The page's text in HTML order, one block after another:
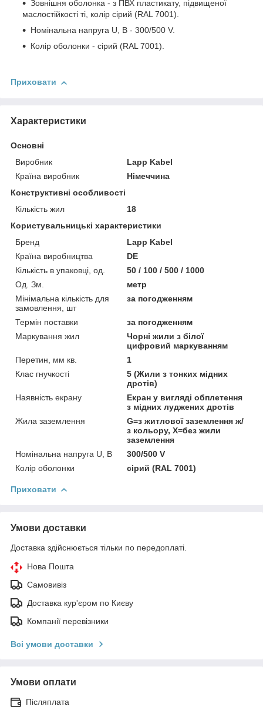
Зовнішня оболонка - з ПВХ пластикату, підвищеної
маслостійкості ті, колір сірий (RAL 7001).
Номінальна напруга U, В - 300/500 V.
Колір оболонки - сірий (RAL 7001).
Приховати
Характеристики
Основні
Виробник
Lapp Kabel
Країна виробник
Німеччина
Конструктивні особливості
Кількість жил
18
Користувальницькі характеристики
Бренд
Lapp Kabel
Країна виробництва
DE
Кількість в упаковці, од.
50 / 100 / 500 / 1000
Од. Зм.
метр
Мінімальна кількість для
замовлення, шт
за погодженням
Термін поставки
за погодженням
Маркування жил
Чорні жили з білої
цифровий маркуванням
Перетин, мм кв.
1
Клас гнучкості
5 (Жили з тонких мідних
дротів)
Наявність екрану
Екран у вигляді обплетення
з мідних луджених дротів
Жила заземлення
G=з житлової заземлення ж/
з кольору, Х=без жили
заземлення
Номінальна напруга U, В
300/500 V
Колір оболонки
сірий (RAL 7001)
Приховати
Умови доставки
Доставка здійснюється тільки по передоплаті.
Нова Пошта
Самовивіз
Доставка кур'єром по Києву
Компанії перевізники
Всі умови доставки
Умови оплати
Післяплата